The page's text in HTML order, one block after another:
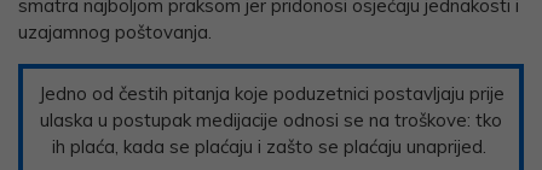
smatra najboljom praksom jer pridonosi osjećaju jednakosti i
uzajamnog poštovanja.
Jedno od čestih pitanja koje poduzetnici postavljaju prije
ulaska u postupak medijacije odnosi se na troškove: tko
ih plaća, kada se plaćaju i zašto se plaćaju unaprijed.